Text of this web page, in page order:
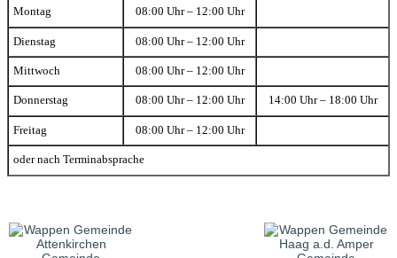
Montag 08:00 Uhr – 12:00 Uhr
Dienstag 08:00 Uhr – 12:00 Uhr
Mittwoch 08:00 Uhr – 12:00 Uhr
Donnerstag 08:00 Uhr – 12:00 Uhr 14:00 Uhr – 18:00 Uhr
Freitag 08:00 Uhr – 12:00 Uhr
oder nach Terminabsprache